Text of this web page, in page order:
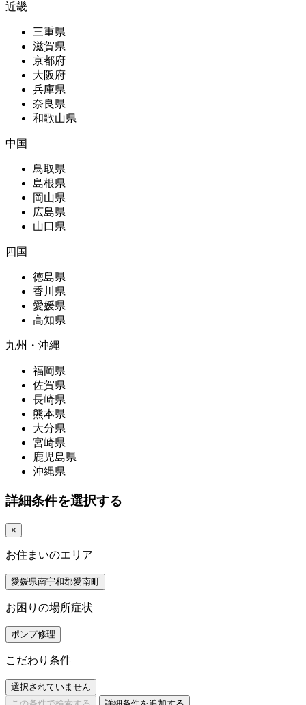
近畿
三重県
滋賀県
京都府
大阪府
兵庫県
奈良県
和歌山県
中国
鳥取県
島根県
岡山県
広島県
山口県
四国
徳島県
香川県
愛媛県
高知県
九州・沖縄
福岡県
佐賀県
長崎県
熊本県
大分県
宮崎県
鹿児島県
沖縄県
詳細条件を選択する
×
お住まいのエリア
愛媛県南宇和郡愛南町
お困りの場所症状
ポンプ修理
こだわり条件
選択されていません